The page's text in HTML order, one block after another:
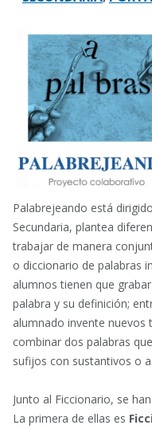
Palabrejeando está
Secundaria, plantea
trabajar de manera
o diccionario de palabras
alumnos tienen que
palabra y su definición;
alumnado invente nuevos
combinar dos palabras
sufijos con sustantivos o
Junto al Ficcionario, se
La primera de ellas es